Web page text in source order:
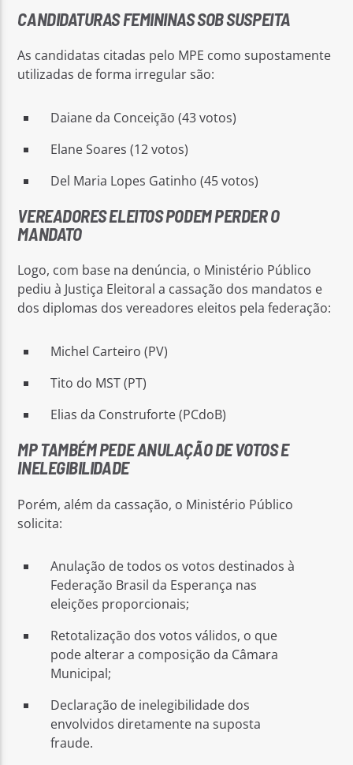
CANDIDATURAS FEMININAS SOB SUSPEITA
As candidatas citadas pelo MPE como supostamente
utilizadas de forma irregular são:
Daiane da Conceição (43 votos)
Elane Soares (12 votos)
Del Maria Lopes Gatinho (45 votos)
VEREADORES ELEITOS PODEM PERDER O
MANDATO
Logo, com base na denúncia, o Ministério Público
pediu à Justiça Eleitoral a cassação dos mandatos e
dos diplomas dos vereadores eleitos pela federação:
Michel Carteiro (PV)
Tito do MST (PT)
Elias da Construforte (PCdoB)
MP TAMBÉM PEDE ANULAÇÃO DE VOTOS E
INELEGIBILIDADE
Porém, além da cassação, o Ministério Público
solicita:
Anulação de todos os votos destinados à
Federação Brasil da Esperança nas
eleições proporcionais;
Retotalização dos votos válidos, o que
pode alterar a composição da Câmara
Municipal;
Declaração de inelegibilidade dos
envolvidos diretamente na suposta
fraude.